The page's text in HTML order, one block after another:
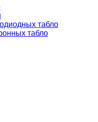
табло
табло